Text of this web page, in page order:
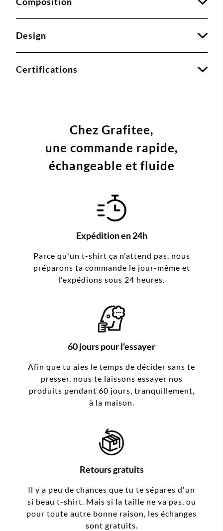
Design
Certifications
Chez Grafitee,
une commande rapide,
échangeable et fluide
Expédition en 24h
Parce qu'un t-shirt ça n'attend pas, nous
préparons ta commande le jour-même et
l'expédions sous 24 heures.
60 jours pour l'essayer
Afin que tu aies le temps de décider sans te
presser, nous te laissons essayer nos
produits pendant 60 jours, tranquillement,
à la maison.
Retours gratuits
Il y a peu de chances que tu te sépares d'un
si beau t-shirt. Mais si la taille ne va pas, ou
pour toute autre bonne raison, les échanges
sont gratuits.